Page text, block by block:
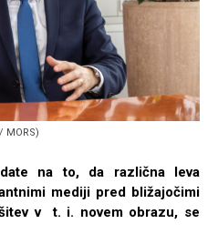
MORS)
na to, da različna leva
mediji pred bližajočimi
v t. i. novem obrazu, se